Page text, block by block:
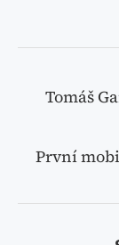
Tomáš
První